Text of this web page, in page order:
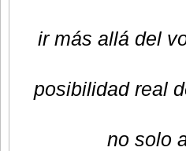
ir más allá del
posibilidad real
no solo